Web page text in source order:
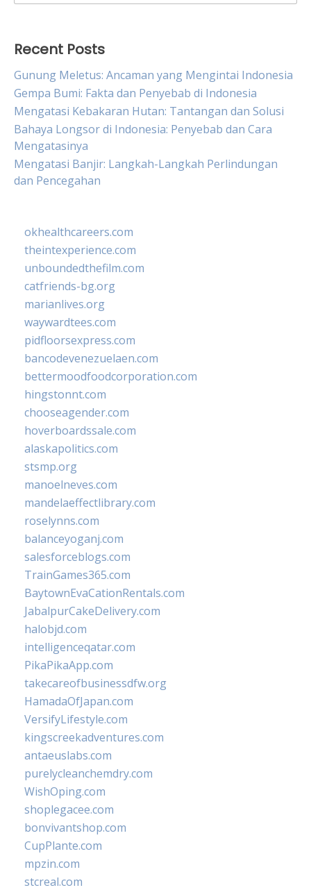
for:
Recent Posts
Gunung Meletus: Ancaman yang Mengintai Indonesia
Gempa Bumi: Fakta dan Penyebab di Indonesia
Mengatasi Kebakaran Hutan: Tantangan dan Solusi
Bahaya Longsor di Indonesia: Penyebab dan Cara
Mengatasinya
Mengatasi Banjir: Langkah-Langkah Perlindungan
dan Pencegahan
okhealthcareers.com
theintexperience.com
unboundedthefilm.com
catfriends-bg.org
marianlives.org
waywardtees.com
pidfloorsexpress.com
bancodevenezuelaen.com
bettermoodfoodcorporation.com
hingstonnt.com
chooseagender.com
hoverboardssale.com
alaskapolitics.com
stsmp.org
manoelneves.com
mandelaeffectlibrary.com
roselynns.com
balanceyoganj.com
salesforceblogs.com
TrainGames365.com
BaytownEvaCationRentals.com
JabalpurCakeDelivery.com
halobjd.com
intelligenceqatar.com
PikaPikaApp.com
takecareofbusinessdfw.org
HamadaOfJapan.com
VersifyLifestyle.com
kingscreekadventures.com
antaeuslabs.com
purelycleanchemdry.com
WishOping.com
shoplegacee.com
bonvivantshop.com
CupPlante.com
mpzin.com
stcreal.com